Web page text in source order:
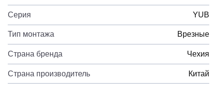
Серия YUB
Тип монтажа Врезные
Страна бренда Чехия
Страна производитель Китай